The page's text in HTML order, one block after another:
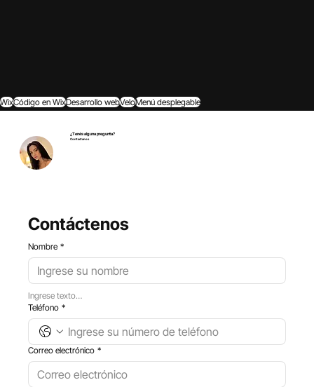
WixCódigo en WixDesarrollo webVeloMenú desplegable
¿Tenés alguna pregunta?
Contactanos
Contáctenos
Nombre *
Ingrese texto…
Teléfono *
Correo electrónico *